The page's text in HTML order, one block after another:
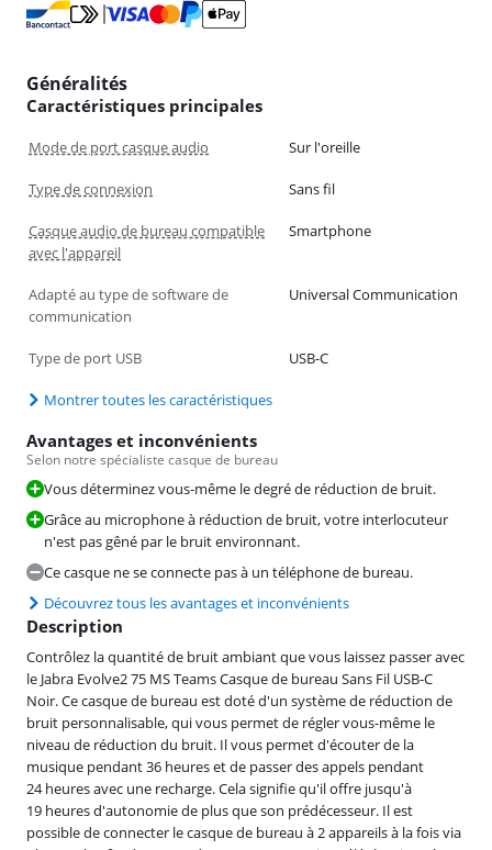
Généralités
Caractéristiques principales
Mode de port casque audio Sur l'oreille
Type de connexion Sans fil
Casque audio de bureau compatible
avec l'appareil
Smartphone
Adapté au type de software de
communication
Universal Communication
Type de port USB USB-C
Montrer toutes les caractéristiques
Avantages et inconvénients
Selon notre spécialiste casque de bureau
Vous déterminez vous-même le degré de réduction de bruit.
Grâce au microphone à réduction de bruit, votre interlocuteur
n'est pas gêné par le bruit environnant.
Ce casque ne se connecte pas à un téléphone de bureau.
Découvrez tous les avantages et inconvénients
Description
Contrôlez la quantité de bruit ambiant que vous laissez passer avec
le Jabra Evolve2 75 MS Teams Casque de bureau Sans Fil USB-C
Noir. Ce casque de bureau est doté d'un système de réduction de
bruit personnalisable, qui vous permet de régler vous-même le
niveau de réduction du bruit. Il vous permet d'écouter de la
musique pendant 36 heures et de passer des appels pendant
24 heures avec une recharge. Cela signifie qu'il offre jusqu'à
19 heures d'autonomie de plus que son prédécesseur. Il est
possible de connecter le casque de bureau à 2 appareils à la fois via